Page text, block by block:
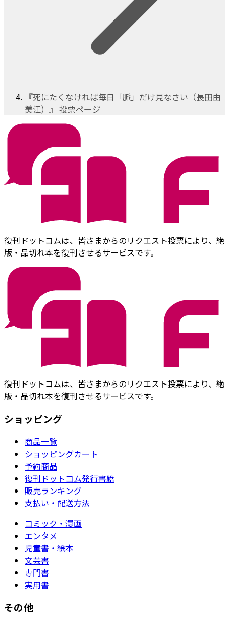
『死にたくなければ毎日「脈」だけ見なさい（長田由
美江）』 投票ページ
復刊ドットコムは、皆さまからのリクエスト投票により、絶
版・品切れ本を復刊させるサービスです。
復刊ドットコムは、皆さまからのリクエスト投票により、絶
版・品切れ本を復刊させるサービスです。
ショッピング
商品一覧
ショッピングカート
予約商品
復刊ドットコム発行書籍
販売ランキング
支払い・配送方法
コミック・漫画
エンタメ
児童書・絵本
文芸書
専門書
実用書
その他